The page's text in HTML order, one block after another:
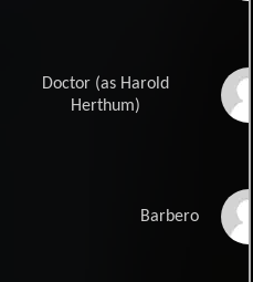
Doctor (as Harold
Herthum)
Barbero